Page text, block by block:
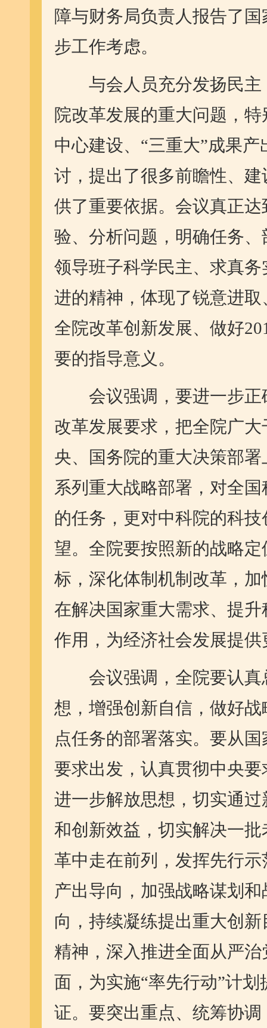
障与财务局负责人报告了
步工作考虑。
与会人员充分发扬民主
院改革发展的重大问题，
中心建设、“三重大”成果
讨，提出了很多前瞻性、
供了重要依据。会议真正
验、分析问题，明确任务
领导班子科学民主、求真
进的精神，体现了锐意进
全院改革创新发展、做好
要的指导意义。
会议强调，要进一步正
改革发展要求，把全院广
央、国务院的重大决策部
系列重大战略部署，对全
的任务，更对中科院的科
望。全院要按照新的战略
标，深化体制机制改革，
在解决国家重大需求、提
作用，为经济社会发展提
会议强调，全院要认真
想，增强创新自信，做好
点任务的部署落实。要从
要求出发，认真贯彻中央
进一步解放思想，切实通
和创新效益，切实解决一
革中走在前列，发挥先行
产出导向，加强战略谋划
向，持续凝练提出重大创
精神，深入推进全面从严
面，为实施“率先行动”计
证。要突出重点、统筹协